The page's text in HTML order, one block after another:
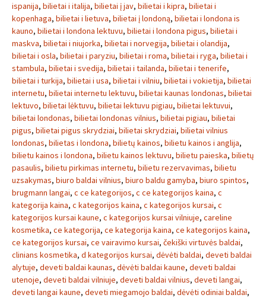
ispanija, bilietai i italija, bilietai į jav, bilietai i kipra, bilietai i
kopenhaga, bilietai i lietuva, bilietai į londoną, bilietai i londona is
kauno, bilietai i londona lektuvu, bilietai i londona pigus, bilietai i
maskva, bilietai i niujorka, bilietai i norvegija, bilietai i olandija,
bilietai i osla, bilietai i paryziu, bilietai i roma, bilietai i ryga, bilietai i
stambula, bilietai i svedija, bilietai i tailanda, bilietai i tenerife,
bilietai i turkija, bilietai i usa, bilietai i vilniu, bilietai i vokietija, bilietai
internetu, bilietai internetu lektuvu, bilietai kaunas londonas, bilietai
lektuvo, bilietai lėktuvu, bilietai lektuvu pigiau, bilietai lektuvui,
bilietai londonas, bilietai londonas vilnius, bilietai pigiau, bilietai
pigus, bilietai pigus skrydziai, bilietai skrydziai, bilietai vilnius
londonas, bilietas i londona, bilietų kainos, bilietu kainos i anglija,
bilietu kainos i londona, bilietu kainos lektuvu, bilietu paieska, bilietų
pasaulis, bilietu pirkimas internetu, bilietu rezervavimas, bilietu
uzsakymas, biuro baldai vilnius, biuro baldu gamyba, biuro spintos,
brugmann langai, c ce kategorijos, c ce kategorijos kaina, c
kategorija kaina, c kategorijos kaina, c kategorijos kursai, c
kategorijos kursai kaune, c kategorijos kursai vilniuje, careline
kosmetika, ce kategorija, ce kategorija kaina, ce kategorijos kaina,
ce kategorijos kursai, ce vairavimo kursai, čekiški virtuvės baldai,
clinians kosmetika, d kategorijos kursai, dėvėti baldai, deveti baldai
alytuje, deveti baldai kaunas, dėvėti baldai kaune, deveti baldai
utenoje, deveti baldai vilniuje, deveti baldai vilnius, deveti langai,
deveti langai kaune, deveti miegamojo baldai, dėvėti odiniai baldai,